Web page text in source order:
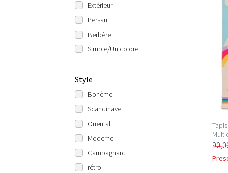
Extérieur
Persan
Berbère
Simple/Unicolore
Style
Bohème
Scandinave
Oriental
Moderne
Campagnard
rétro